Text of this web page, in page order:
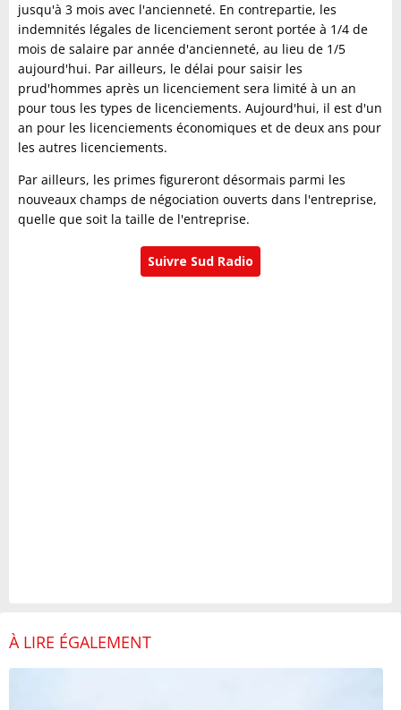
jusqu'à 3 mois avec l'ancienneté. En contrepartie, les
indemnités légales de licenciement seront portée à 1/4 de
mois de salaire par année d'ancienneté, au lieu de 1/5
aujourd'hui. Par ailleurs, le délai pour saisir les
prud'hommes après un licenciement sera limité à un an
pour tous les types de licenciements. Aujourd'hui, il est d'un
an pour les licenciements économiques et de deux ans pour
les autres licenciements.
Par ailleurs, les primes figureront désormais parmi les
nouveaux champs de négociation ouverts dans l'entreprise,
quelle que soit la taille de l'entreprise.
Suivre Sud Radio
À LIRE ÉGALEMENT